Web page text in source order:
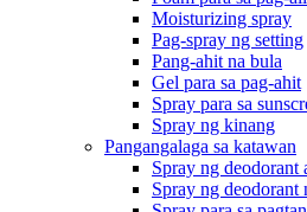
Moisturizing spray
Pag-spray ng setting
Pang-ahit na bula
Gel para sa pag-ahit
Spray para sa
Spray ng kinang
Pangangalaga sa katawan
Spray ng deodorant
Spray ng deodorant